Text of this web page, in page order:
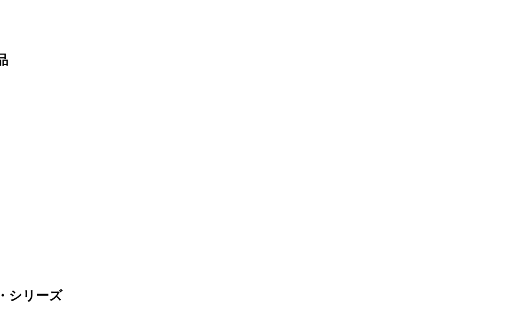
シリーズ